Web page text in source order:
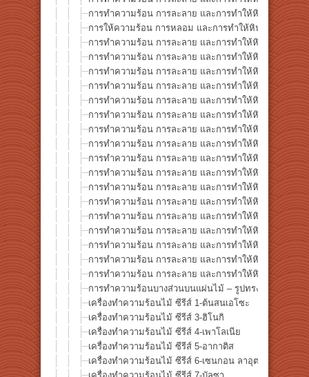
การทำความร้อน การละลาย และการทำให้หินกลายเป็น
การให้ความร้อน การหลอม และการทำให้หินกลายเป็นแ
การทำความร้อน การละลาย และการทำให้หินกลายเป็น
การทำความร้อน การละลาย และการทำให้หินกลายเป็นแ
การทำความร้อน การละลาย และการทำให้หินกลายเป็น
การทำความร้อน การละลาย และการทำให้หินกลายเป็น
การทำความร้อน การละลาย และการทำให้หินกลายเป็น
การทำความร้อน การละลาย และการทำให้หินกลายเป็น
การทำความร้อน การละลาย และการทำให้หินกลายเป็น
การทำความร้อน การละลาย และการทำให้หินกลายเป็นแ
การทำความร้อน การละลาย และการทำให้หินกลายเป็น
การทำความร้อน การละลาย และการทำให้หินกลายเป็น
การทำความร้อน การละลาย และการทำให้หินกลายเป็น
การทำความร้อน การละลาย และการทำให้หินกลายเป็น
การทำความร้อน การละลาย และการทำให้หินกลายเป็นแ
การทำความร้อน การละลาย และการทำให้หินกลายเป็น
การทำความร้อน การละลาย และการทำให้หินกลายเป็น
การทำความร้อน การละลาย และการทำให้หินกลายเป็น
การทำความร้อน การละลาย และการทำให้หินกลายเป็นแ
การทำความร้อนบางส่วนบนแผ่นไม้ – รูปทรงดาว★
เครื่องทำความร้อนไม้ ซีรีส์ 1-ต้นสนเอโซะ
เครื่องทำความร้อนไม้ ซีรีส์ 3-ฮิโนกิ
เครื่องทำความร้อนไม้ ซีรีส์ 4-เพาโลเนีย
เครื่องทำความร้อนไม้ ซีรีส์ 5-อากาติส
เครื่องทำความร้อนไม้ ซีรีส์ 6-เซนกอน ลาอุต (Albizia